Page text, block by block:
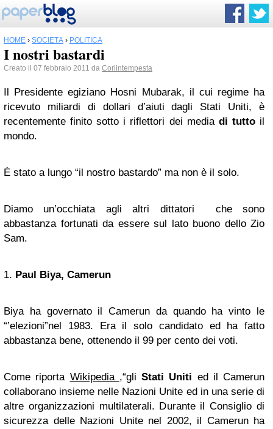
HOME › SOCIETÀ › POLITICA
I nostri bastardi
Creato il 07 febbraio 2011 da Coriintempesta
Il Presidente egiziano Hosni Mubarak, il cui regime ha
ricevuto miliardi di dollari d’aiuti dagli Stati Uniti, è
recentemente finito sotto i riflettori dei media di tuttoil
mondo.
È stato a lungo “il nostro bastardo” ma non è il solo.
Diamo un’occhiata agli altri dittatori che sono
abbastanza fortunati da essere sul lato buono dello Zio
Sam.
1. Paul Biya, Camerun
Biya ha governato il Camerun da quando ha vinto le
“’elezioni”nel 1983. Era il solo candidato ed ha fatto
abbastanza bene, ottenendo il 99 per cento dei voti.
Come riporta Wikipedia ,“gli Stati Uniti ed il Camerun
collaborano insieme nelle Nazioni Unite ed in una serie di
altre organizzazioni multilaterali. Durante il Consiglio di
sicurezza delle Nazioni Unite nel 2002, il Camerun ha